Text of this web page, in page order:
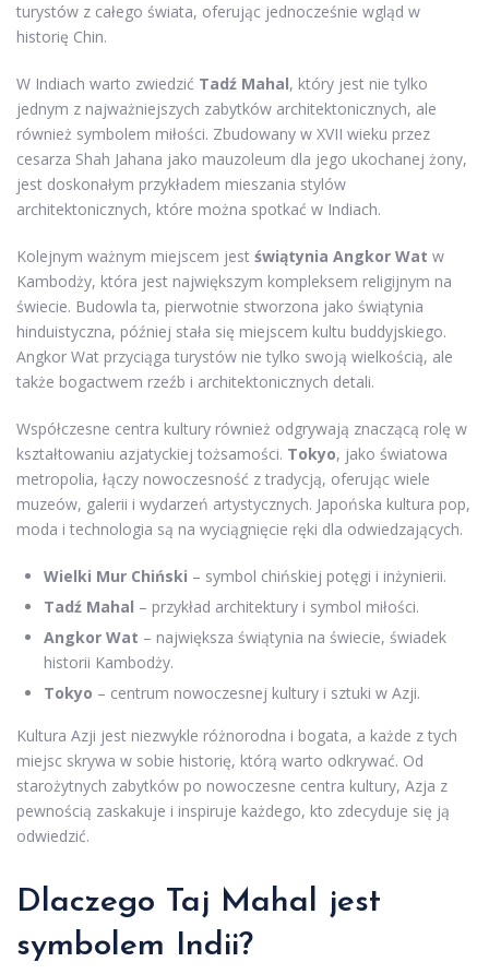
turystów z całego świata, oferując jednocześnie wgląd w
historię Chin.
W Indiach warto zwiedzić Tadź Mahal, który jest nie tylko
jednym z najważniejszych zabytków architektonicznych, ale
również symbolem miłości. Zbudowany w XVII wieku przez
cesarza Shah Jahana jako mauzoleum dla jego ukochanej żony,
jest doskonałym przykładem mieszania stylów
architektonicznych, które można spotkać w Indiach.
Kolejnym ważnym miejscem jest świątynia Angkor Wat w
Kambodży, która jest największym kompleksem religijnym na
świecie. Budowla ta, pierwotnie stworzona jako świątynia
hinduistyczna, później stała się miejscem kultu buddyjskiego.
Angkor Wat przyciąga turystów nie tylko swoją wielkością, ale
także bogactwem rzeźb i architektonicznych detali.
Współczesne centra kultury również odgrywają znaczącą rolę w
kształtowaniu azjatyckiej tożsamości. Tokyo, jako światowa
metropolia, łączy nowoczesność z tradycją, oferując wiele
muzeów, galerii i wydarzeń artystycznych. Japońska kultura pop,
moda i technologia są na wyciągnięcie ręki dla odwiedzających.
Wielki Mur Chiński – symbol chińskiej potęgi i inżynierii.
Tadź Mahal – przykład architektury i symbol miłości.
Angkor Wat – największa świątynia na świecie, świadek
historii Kambodży.
Tokyo – centrum nowoczesnej kultury i sztuki w Azji.
Kultura Azji jest niezwykle różnorodna i bogata, a każde z tych
miejsc skrywa w sobie historię, którą warto odkrywać. Od
starożytnych zabytków po nowoczesne centra kultury, Azja z
pewnością zaskakuje i inspiruje każdego, kto zdecyduje się ją
odwiedzić.
Dlaczego Taj Mahal jest
symbolem Indii?